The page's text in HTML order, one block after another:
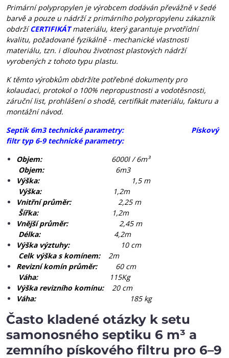
Primární polypropylen je výrobcem dodáván převážně v šedé
barvě a pouze u nádrží z primárního polypropylenu zákazník
obdrží CERTIFIKÁTmateriálu, který garantuje prvotřídní
kvalitu, požadované fyzikálně - mechanické vlastnosti
materiálu, tzn. i dlouhou životnost plastových nádrží
vyrobených z tohoto typu plastu.
K těmto výrobkům obdržíte potřebné dokumenty pro
kolaudaci, protokol o 100% nepropustnosti a vodotěsnosti,
záruční list, prohlášení o shodě, certifikát materiálu, fakturu a
montážní návod.
Septik 6m3 technické parametry:
Pískový
filtr typ 6-9 technické parametry:
Objem: 6000l / 6m³
Objem:
6m3
Výška:
1,5 m
Výška:
1,2m
Vnitřní průměr: 2,25 m
Šířka:
1,2m
Vnější průměr: 2,45 m
Délka:
4,2m
Výška výztuhy:
10 cm
Celk výška s komínem:
2m
Revizní komín průměr: 60 cm
Váha:
115Kg
Výška revizního komínu: 20 cm
Váha:
185 kg
Často kladené otázky k setu
samonosného septiku 6 m³ a
zemního pískového filtru pro 6–9